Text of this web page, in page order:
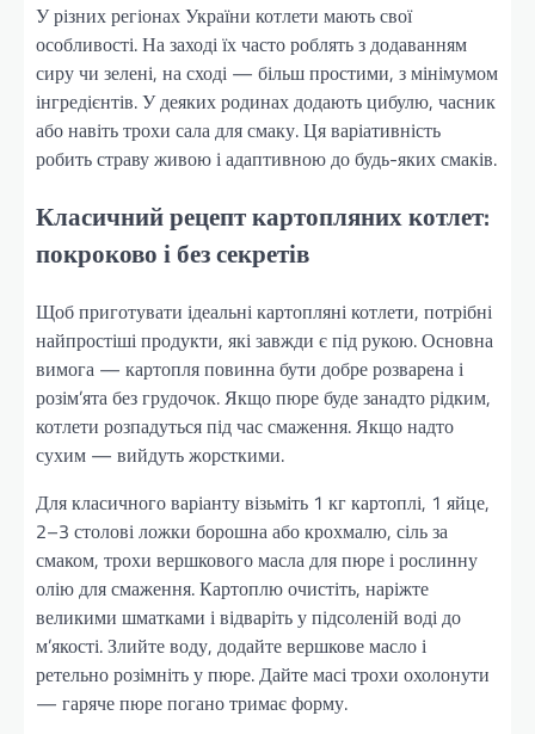
У різних регіонах України котлети мають свої
особливості. На заході їх часто роблять з додаванням
сиру чи зелені, на сході — більш простими, з мінімумом
інгредієнтів. У деяких родинах додають цибулю, часник
або навіть трохи сала для смаку. Ця варіативність
робить страву живою і адаптивною до будь-яких смаків.
Класичний рецепт картопляних котлет:
покроково і без секретів
Щоб приготувати ідеальні картопляні котлети, потрібні
найпростіші продукти, які завжди є під рукою. Основна
вимога — картопля повинна бути добре розварена і
розім’ята без грудочок. Якщо пюре буде занадто рідким,
котлети розпадуться під час смаження. Якщо надто
сухим — вийдуть жорсткими.
Для класичного варіанту візьміть 1 кг картоплі, 1 яйце,
2–3 столові ложки борошна або крохмалю, сіль за
смаком, трохи вершкового масла для пюре і рослинну
олію для смаження. Картоплю очистіть, наріжте
великими шматками і відваріть у підсоленій воді до
м’якості. Злийте воду, додайте вершкове масло і
ретельно розімніть у пюре. Дайте масі трохи охолонути
— гаряче пюре погано тримає форму.